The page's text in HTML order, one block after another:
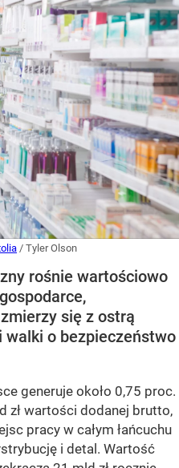
/ Tyler Olson
rośnie wartościowo
się z ostrą
walki o bezpieczeństwo
generuje około 0,75 proc.
zł wartości dodanej brutto,
pracy w całym łańcuchu
i detal. Wartość